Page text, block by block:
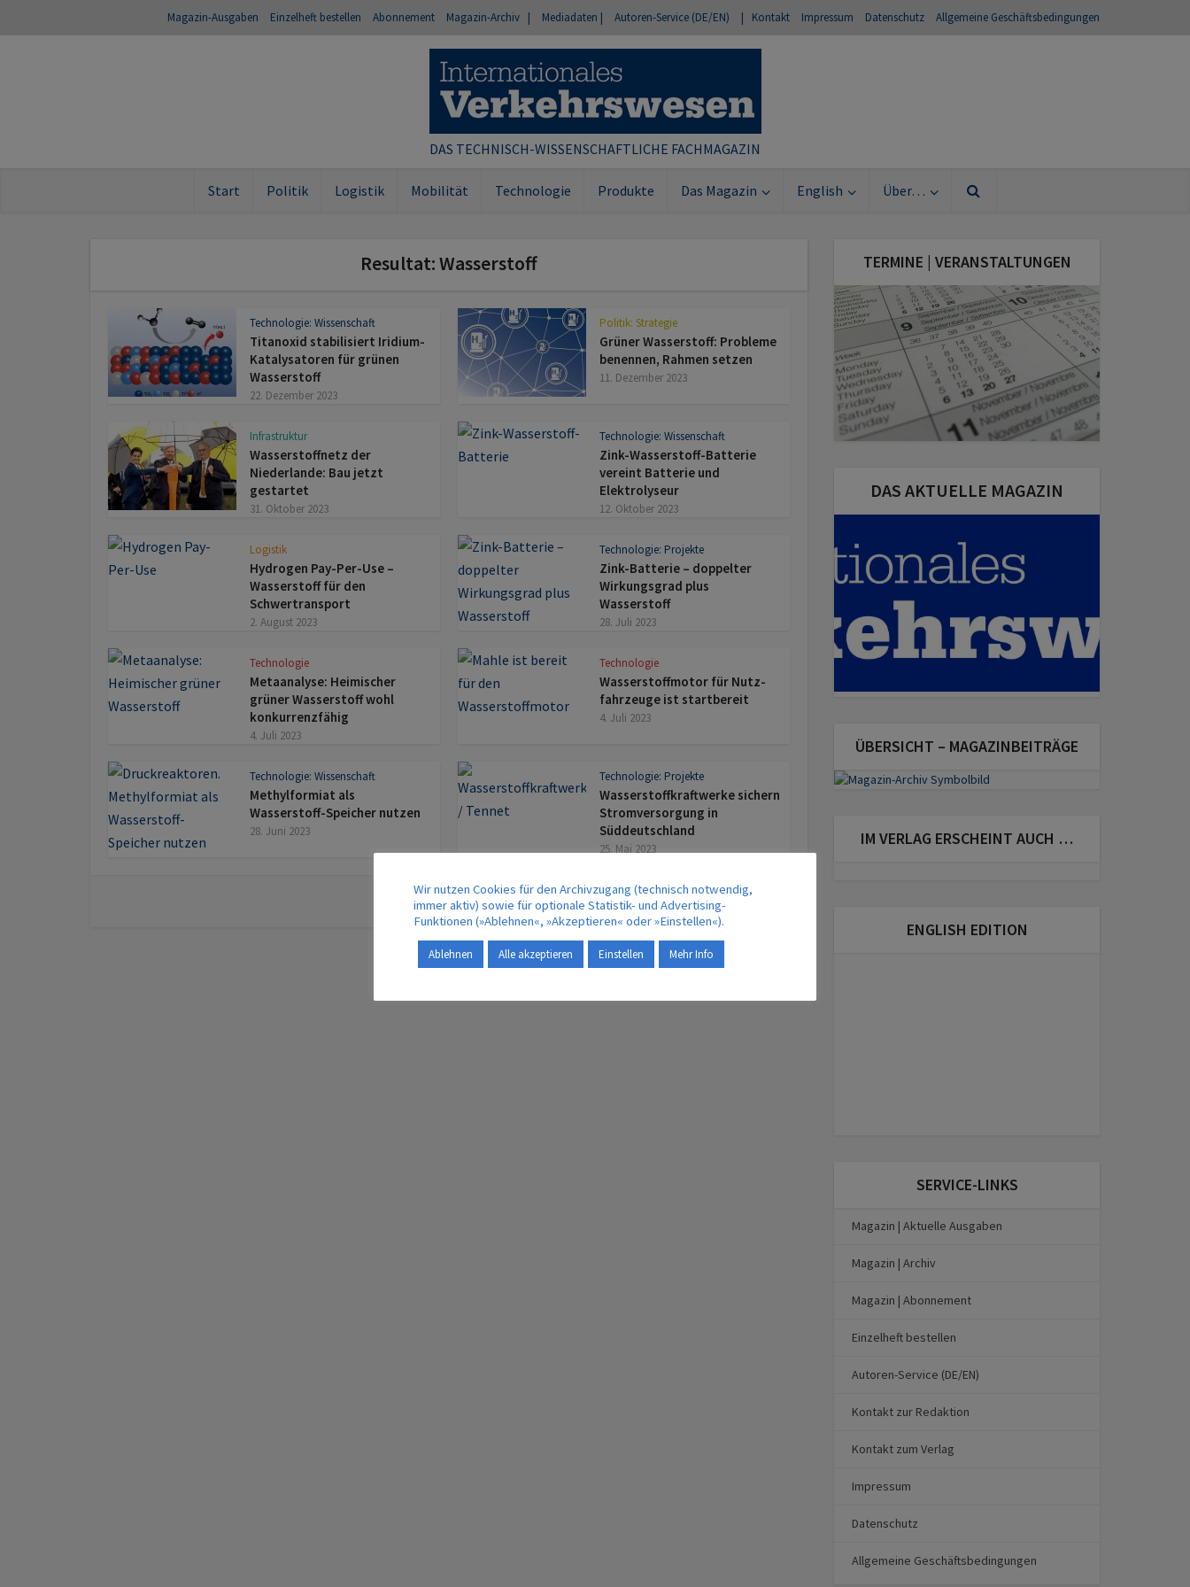
Magazin-Ausgaben Einzelheft bestellen Abonnement Magazin-Archiv | Mediadaten | Autoren-Service (DE/EN) | Kontakt Impressum Datenschutz Allgemeine Geschäftsbedingungen
DAS TECHNISCH-WISSENSCHAFTLICHE FACHMAGAZIN
Start Politik Logistik Mobilität Technologie Produkte Das Magazin English Über…
Resultat: Wasserstoff
Technologie: Wissenschaft
Titanoxid stabilisiert Iridium-
Kata­lysa­toren für grünen
Wasserstoff
22. Dezember 2023
Politik: Strategie
Grüner Wasserstoff: Probleme
benennen, Rahmen setzen
11. Dezember 2023
Infrastruktur
Wasserstoffnetz der
Niederlande: Bau jetzt
gestartet
31. Oktober 2023
Technologie: Wissenschaft
Zink-Wasserstoff-Batterie
vereint Batterie und
Elektrolyseur
12. Oktober 2023
Logistik
Hydrogen Pay-Per-Use –
Wasserstoff für den
Schwertransport
2. August 2023
Technologie: Projekte
Zink-Batterie – doppelter
Wirkungs­grad plus
Wasserstoff
28. Juli 2023
Technologie
Metaanalyse: Heimischer
grüner Wasserstoff wohl
konkurrenzfähig
4. Juli 2023
Technologie
Wasserstoffmotor für Nutz­
fahr­zeuge ist startbereit
4. Juli 2023
Technologie: Wissenschaft
Methylformiat als
Wasserstoff-Speicher nutzen
28. Juni 2023
Technologie: Projekte
Wasserstoffkraftwerke sichern
Stromversorgung in
Süddeutschland
25. Mai 2023
MEHR | MORE
TERMINE | VERANSTALTUNGEN
DAS AKTUELLE MAGAZIN
ÜBERSICHT – MAGAZINBEITRÄGE
IM VERLAG ERSCHEINT AUCH …
ENGLISH EDITION
SERVICE-LINKS
Magazin | Aktuelle Ausgaben
Magazin | Archiv
Magazin | Abonnement
Einzelheft bestellen
Autoren-Service (DE/EN)
Kontakt zur Redaktion
Kontakt zum Verlag
Impressum
Datenschutz
Allgemeine Geschäftsbedingungen
Wir nutzen Cookies für den Archivzugang (technisch notwendig,
immer aktiv) sowie für optionale Statistik- und Advertising-
Funktionen (»Ablehnen«, »Akzeptieren« oder »Einstellen«).
Ablehnen Alle akzeptieren Einstellen Mehr Info